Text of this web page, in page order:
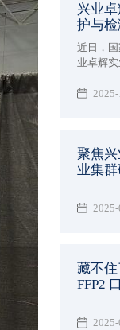
兴业
护与检
近日，
业卓辉实
图像识别
家标准
31421-
聚焦
业集
藏不住
FFP2